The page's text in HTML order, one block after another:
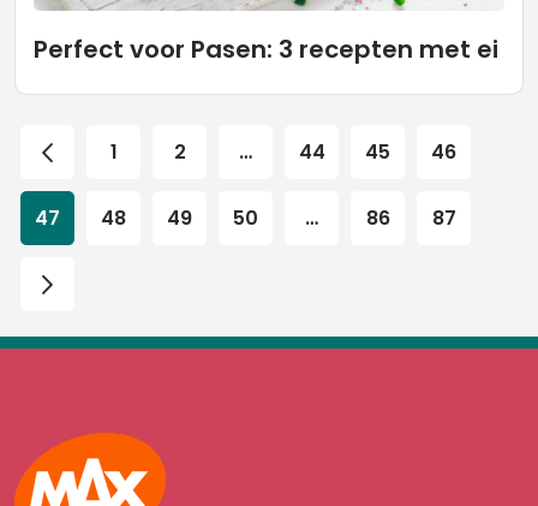
Perfect voor Pasen: 3 recepten met ei
1 2 … 44 45 46
47 48 49 50 … 86 87
Max